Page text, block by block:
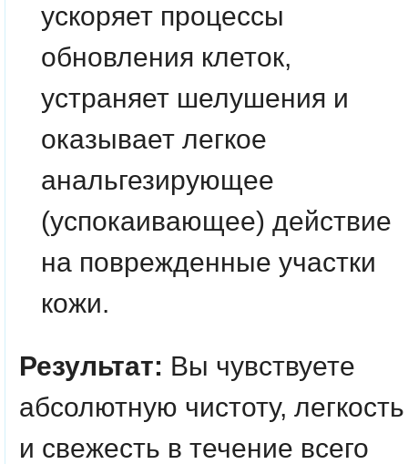
ускоряет процессы
обновления клеток,
устраняет шелушения и
оказывает легкое
анальгезирующее
(успокаивающее) действие
на поврежденные участки
кожи.
Результат: Вы чувствуете
абсолютную чистоту, легкость
и свежесть в течение всего